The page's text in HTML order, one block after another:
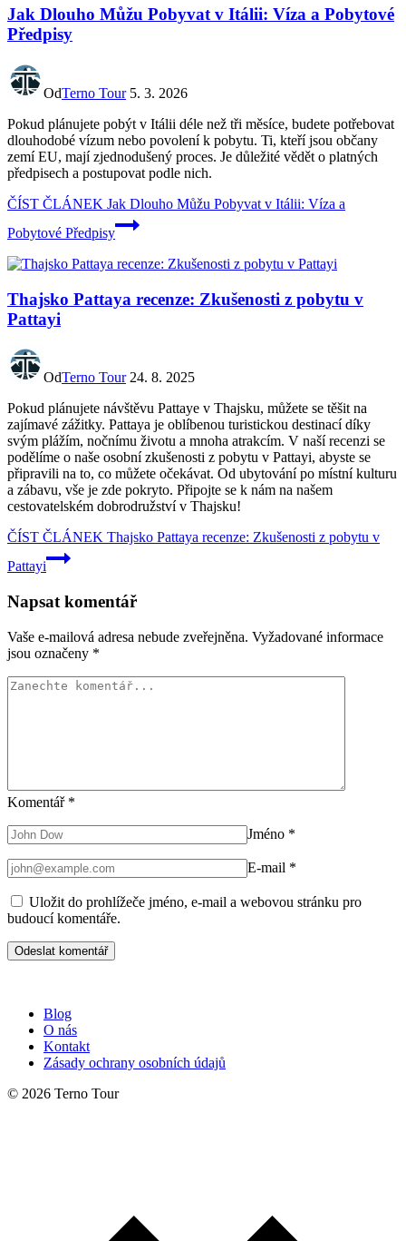
Jak Dlouho Můžu Pobyvat v Itálii: Víza a Pobytové
Předpisy
OdTerno Tour 5. 3. 2026
Pokud plánujete pobýt v Itálii déle než tři měsíce, budete potřebovat
dlouhodobé vízum nebo povolení k pobytu. Ti, kteří jsou občany
zemí EU, mají zjednodušený proces. Je důležité vědět o platných
předpisech a postupovat podle nich.
ČÍST ČLÁNEK Jak Dlouho Můžu Pobyvat v Itálii: Víza a
Pobytové Předpisy
Thajsko Pattaya recenze: Zkušenosti z pobytu v
Pattayi
OdTerno Tour 24. 8. 2025
Pokud plánujete návštěvu Pattaye v Thajsku, můžete se těšit na
zajímavé zážitky. Pattaya je oblíbenou turistickou destinací díky
svým plážím, nočnímu životu a mnoha atrakcím. V naší recenzi se
podělíme o naše osobní zkušenosti z pobytu v Pattayi, abyste se
připravili na to, co můžete očekávat. Od ubytování po místní kulturu
a zábavu, vše je zde pokryto. Připojte se k nám na našem
cestovatelském dobrodružství v Thajsku!
ČÍST ČLÁNEK Thajsko Pattaya recenze: Zkušenosti z pobytu v
Pattayi
Napsat komentář
Vaše e-mailová adresa nebude zveřejněna. Vyžadované informace
jsou označeny *
Komentář *
Jméno *
E-mail *
Uložit do prohlížeče jméno, e-mail a webovou stránku pro
budoucí komentáře.
Blog
O nás
Kontakt
Zásady ochrany osobních údajů
© 2026 Terno Tour